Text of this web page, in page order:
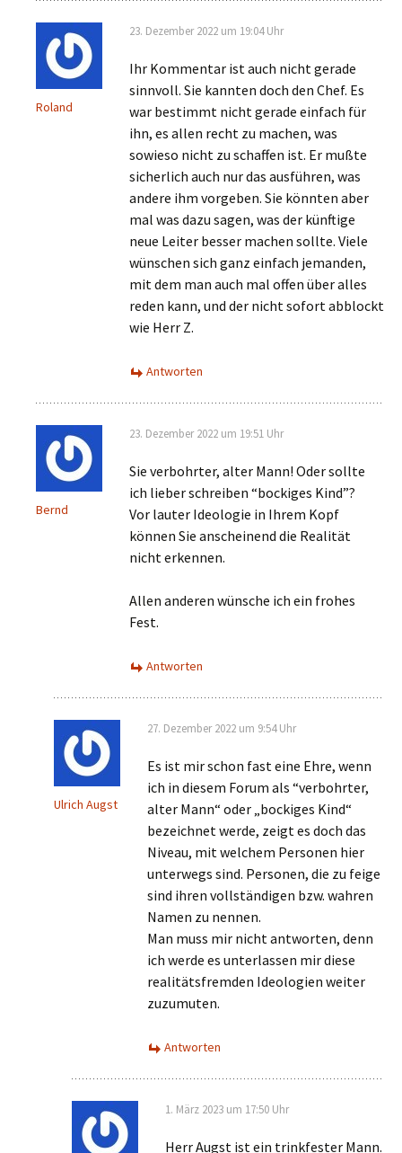
Roland
23. Dezember 2022 um 19:04 Uhr
Ihr Kommentar ist auch nicht gerade
sinnvoll. Sie kannten doch den Chef. Es
war bestimmt nicht gerade einfach für
ihn, es allen recht zu machen, was
sowieso nicht zu schaffen ist. Er mußte
sicherlich auch nur das ausführen, was
andere ihm vorgeben. Sie könnten aber
mal was dazu sagen, was der künftige
neue Leiter besser machen sollte. Viele
wünschen sich ganz einfach jemanden,
mit dem man auch mal offen über alles
reden kann, und der nicht sofort abblockt
wie Herr Z.
Antworten
Bernd
23. Dezember 2022 um 19:51 Uhr
Sie verbohrter, alter Mann! Oder sollte
ich lieber schreiben “bockiges Kind”?
Vor lauter Ideologie in Ihrem Kopf
können Sie anscheinend die Realität
nicht erkennen.
Allen anderen wünsche ich ein frohes
Fest.
Antworten
Ulrich Augst
27. Dezember 2022 um 9:54 Uhr
Es ist mir schon fast eine Ehre, wenn
ich in diesem Forum als “verbohrter,
alter Mann“ oder „bockiges Kind“
bezeichnet werde, zeigt es doch das
Niveau, mit welchem Personen hier
unterwegs sind. Personen, die zu feige
sind ihren vollständigen bzw. wahren
Namen zu nennen.
Man muss mir nicht antworten, denn
ich werde es unterlassen mir diese
realitätsfremden Ideologien weiter
zuzumuten.
Antworten
1. März 2023 um 17:50 Uhr
Herr Augst ist ein trinkfester Mann.